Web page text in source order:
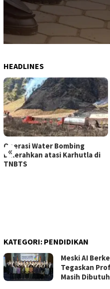
HEADLINES
«
Operasi Water Bombing
Dikerahkan atasi Karhutla di
TNBTS
KATEGORI: PENDIDIKAN
Meski AI
Tegaskan
Masih